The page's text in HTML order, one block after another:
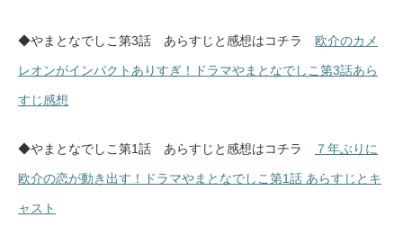
◆やまとなでしこ第3話 あらすじと感想はコチラ 欧介のカメ
レオンがインパクトありすぎ！ドラマやまとなでしこ第3話あら
すじ感想
◆やまとなでしこ第1話 あらすじと感想はコチラ ７年ぶりに
欧介の恋が動き出す！ドラマやまとなでしこ第1話 あらすじとキ
ャスト